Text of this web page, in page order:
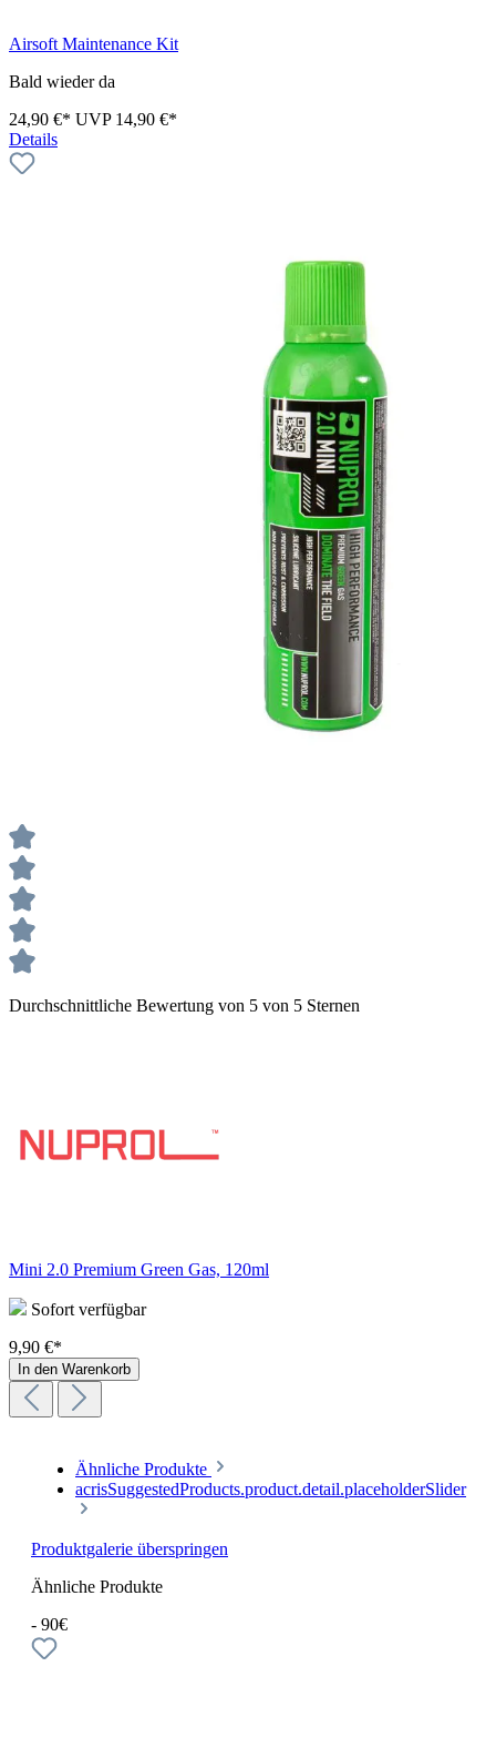
Airsoft Maintenance Kit
Bald wieder da
24,90 €* UVP 14,90 €*
Details
Durchschnittliche Bewertung von 5 von 5 Sternen
Mini 2.0 Premium Green Gas, 120ml
Sofort verfügbar
9,90 €*
In den Warenkorb
Ähnliche Produkte
acrisSuggestedProducts.product.detail.placeholderSlider
Produktgalerie überspringen
Ähnliche Produkte
- 90€